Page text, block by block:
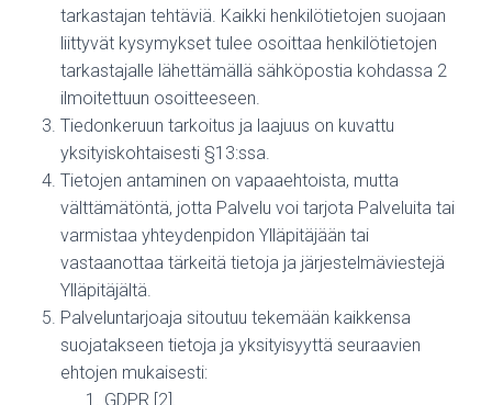
tarkastajan tehtäviä. Kaikki henkilötietojen suojaan
liittyvät kysymykset tulee osoittaa henkilötietojen
tarkastajalle lähettämällä sähköpostia kohdassa 2
ilmoitettuun osoitteeseen.
Tiedonkeruun tarkoitus ja laajuus on kuvattu
yksityiskohtaisesti §13:ssa.
Tietojen antaminen on vapaaehtoista, mutta
välttämätöntä, jotta Palvelu voi tarjota Palveluita tai
varmistaa yhteydenpidon Ylläpitäjään tai
vastaanottaa tärkeitä tietoja ja järjestelmäviestejä
Ylläpitäjältä.
Palveluntarjoaja sitoutuu tekemään kaikkensa
suojatakseen tietoja ja yksityisyyttä seuraavien
ehtojen mukaisesti:
GDPR [2].